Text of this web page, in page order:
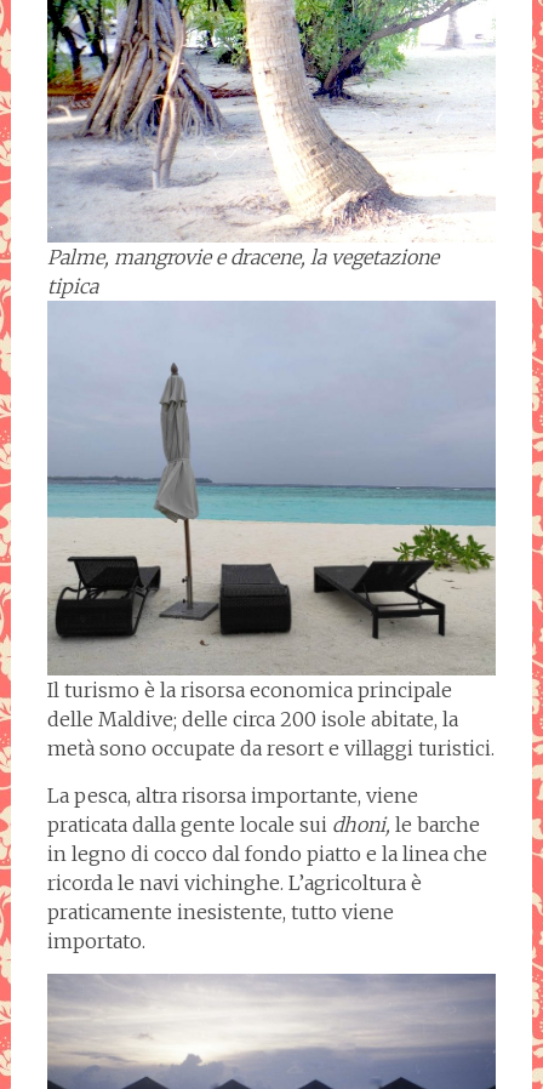
Palme, mangrovie e dracene, la vegetazione
tipica
Il turismo è la risorsa economica principale
delle Maldive; delle circa 200 isole abitate, la
metà sono occupate da resort e villaggi turistici.
La pesca, altra risorsa importante, viene
praticata dalla gente locale sui dhoni, le barche
in legno di cocco dal fondo piatto e la linea che
ricorda le navi vichinghe. L’agricoltura è
praticamente inesistente, tutto viene
importato.